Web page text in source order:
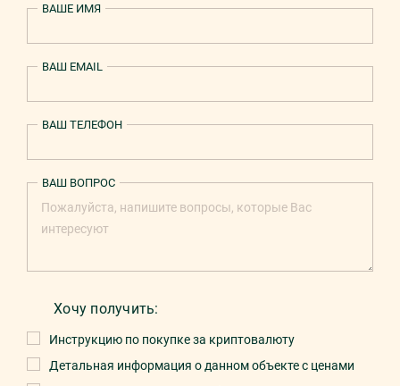
ВАШЕ ИМЯ
ВАШ EMAIL
ВАШ ТЕЛЕФОН
Хочу получить:
Инструкцию по покупке за криптовалюту
Детальная информация о данном объекте с ценами
ВАШ ВОПРОС